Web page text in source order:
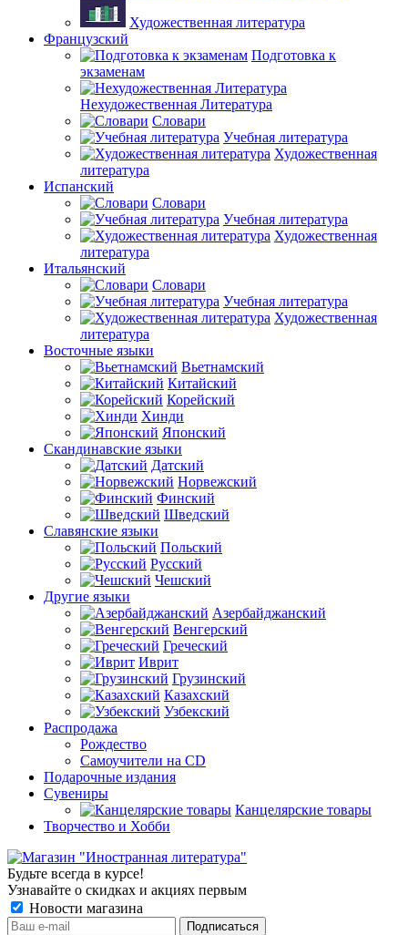
Художественная литература
Французский
Подготовка к
экзаменам
Нехудожественная Литература
Словари
Учебная литература
Художественная
литература
Испанский
Словари
Учебная литература
Художественная
литература
Итальянский
Словари
Учебная литература
Художественная
литература
Восточные языки
Вьетнамский
Китайский
Корейский
Хинди
Японский
Скандинавские языки
Датский
Норвежский
Финский
Шведский
Славянские языки
Польский
Русский
Чешский
Другие языки
Азербайджанский
Венгерский
Греческий
Иврит
Грузинский
Казахский
Узбекский
Распродажа
Рождество
Самоучители на CD
Подарочные издания
Сувениры
Канцелярские товары
Творчество и Хобби
Будьте всегда в курсе!
Узнавайте о скидках и акциях первым
Новости магазина